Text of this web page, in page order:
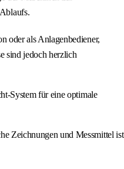
oder als Anlagenbediener,
sind jedoch herzlich
System für eine optimale
Zeichnungen und Messmittel ist